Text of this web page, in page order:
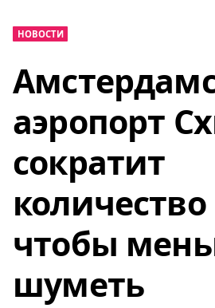
НОВОСТИ
аэропорт
сократит
чтобы
шуметь